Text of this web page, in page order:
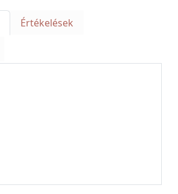
Értékelések